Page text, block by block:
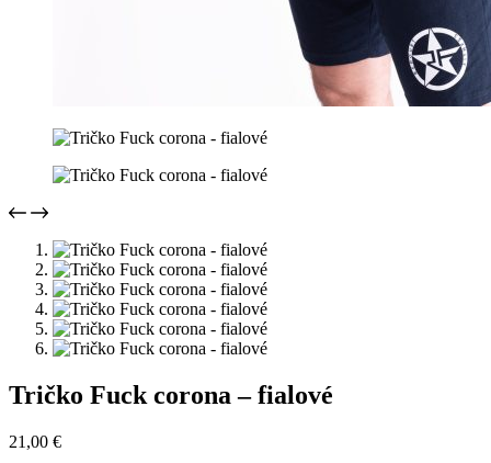
Tričko Fuck corona – fialové
21,00 €